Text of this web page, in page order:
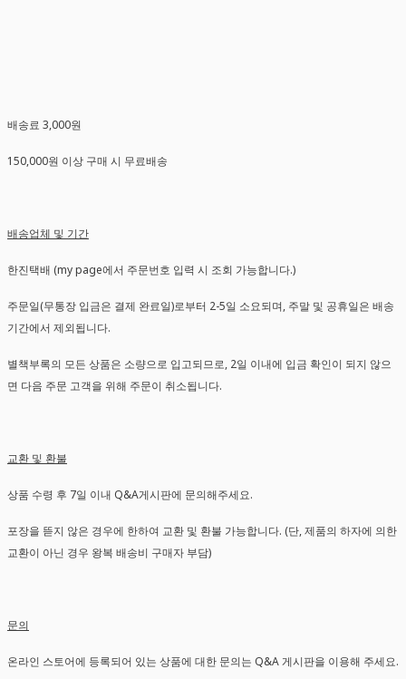
배송료 3,000원
150,000원 이상 구매 시 무료배송
배송업체 및 기간
한진택배 (my page에서 주문번호 입력 시 조회 가능합니다.)
주문일(무통장 입금은 결제 완료일)로부터 2-5일 소요되며, 주말 및 공휴일은 배송
기간에서 제외됩니다.
별책부록의 모든 상품은 소량으로 입고되므로, 2일 이내에 입금 확인이 되지 않으
면 다음 주문 고객을 위해 주문이 취소됩니다.
교환 및 환불
상품 수령 후 7일 이내 Q&A게시판에 문의해주세요.
포장을 뜯지 않은 경우에 한하여 교환 및 환불 가능합니다. (단, 제품의 하자에 의한
교환이 아닌 경우 왕복 배송비 구매자 부담)
문의
온라인 스토어에 등록되어 있는 상품에 대한 문의는 Q&A 게시판을 이용해 주세요.